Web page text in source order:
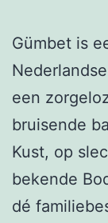
Gümbet is
een
bruisende
Kust, op
bekende
dé